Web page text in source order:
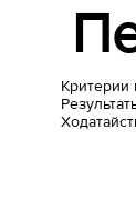
Критерии